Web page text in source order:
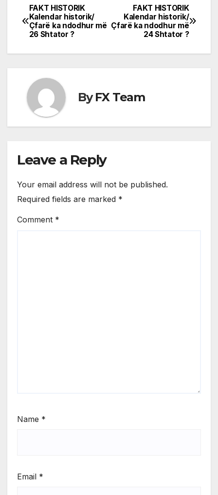
Post
navigation
FAKT HISTORIK
Kalendar historik/
Çfarë ka ndodhur më
24 Shtator ?
FAKT HISTORIK
Kalendar historik/
Çfarë ka ndodhur më
26 Shtator ?
ByFX Team
Leave a Reply
Your email address will not be published.
Required fields are marked *
Comment *
Name *
Email *